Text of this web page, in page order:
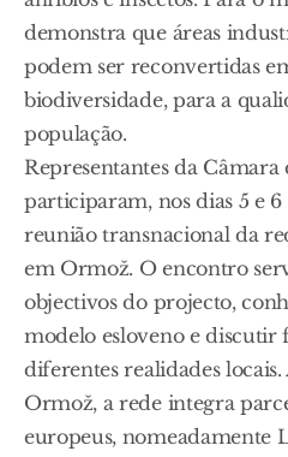
demonstra que áreas
podem ser reconvertidas
biodiversidade, para a
população.
Representantes da Câmara
participaram, nos dias 5 e
reunião transnacional da
em Ormož. O encontro
objectivos do projecto,
modelo esloveno e discutir
diferentes realidades
Ormož, a rede integra
europeus, nomeadamente